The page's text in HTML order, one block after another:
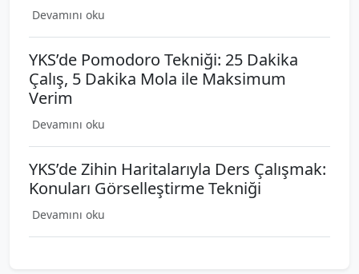
Devamını oku
YKS’de Pomodoro Tekniği: 25 Dakika
Çalış, 5 Dakika Mola ile Maksimum
Verim
Devamını oku
YKS’de Zihin Haritalarıyla Ders Çalışmak:
Konuları Görselleştirme Tekniği
Devamını oku